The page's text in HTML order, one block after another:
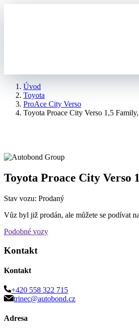
Úvod
Toyota
ProAce City Verso
Toyota Proace City Verso 1,5
Toyota Proace City Verso
Stav vozu: Prodaný
Vůz byl již prodán, ale můžete se podívat
Podobné vozy
Kontakt
Kontakt
+420 558 322 715
trinec@autobond.cz
Adresa